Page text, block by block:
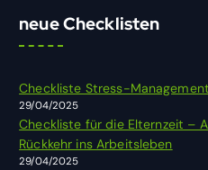
a
h
:
neue Checklisten
Checkliste Stress-Management
29/04/2025
Checkliste für die Elternzeit –
Rückkehr ins Arbeitsleben
29/04/2025